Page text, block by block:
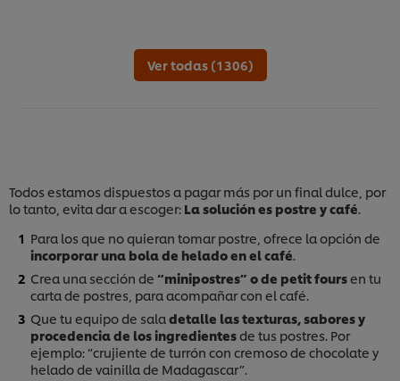
este
recipe
para
recipe
Ver todas (1306)
Todos estamos dispuestos a pagar más por un final dulce, por
lo tanto, evita dar a escoger: La solución es postre y café
Para los que no quieran tomar postre, ofrece la opción de
incorporar una bola de helado en el café
Crea una sección de “minipostres” o de petit foursen tu
carta de postres, para acompañar con el café.
Que tu equipo de sala detalle las texturas, sabores y
procedencia de los ingredientesde tus postres. Por
ejemplo: “crujiente de turrón con cremoso de chocolate y
helado de vainilla de Madagascar”.